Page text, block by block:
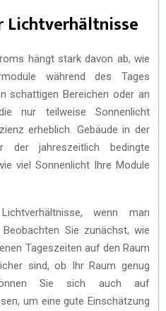
Lichtverhältnisse
hängt stark davon ab, wie
während des Tages
schattigen Bereichen oder an
nur teilweise Sonnenlicht
erheblich. Gebäude in der
der jahreszeitlich bedingte
viel Sonnenlicht Ihre Module
wenn man
Sie zunächst, wie
Tageszeiten auf den Raum
sind, ob Ihr Raum genug
Sie sich auch auf
um eine gute Einschätzung